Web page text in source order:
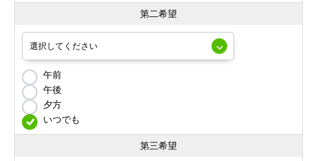
第二希望
午前
午後
夕方
いつでも
第三希望